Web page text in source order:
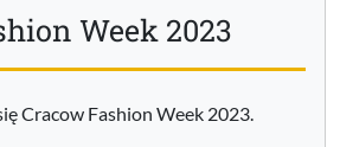
Week 2023
Cracow Fashion Week 2023.